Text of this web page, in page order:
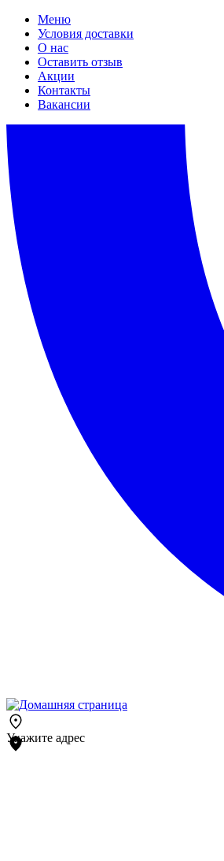
Меню
Условия доставки
О нас
Оставить отзыв
Акции
Контакты
Вакансии
Укажите адрес